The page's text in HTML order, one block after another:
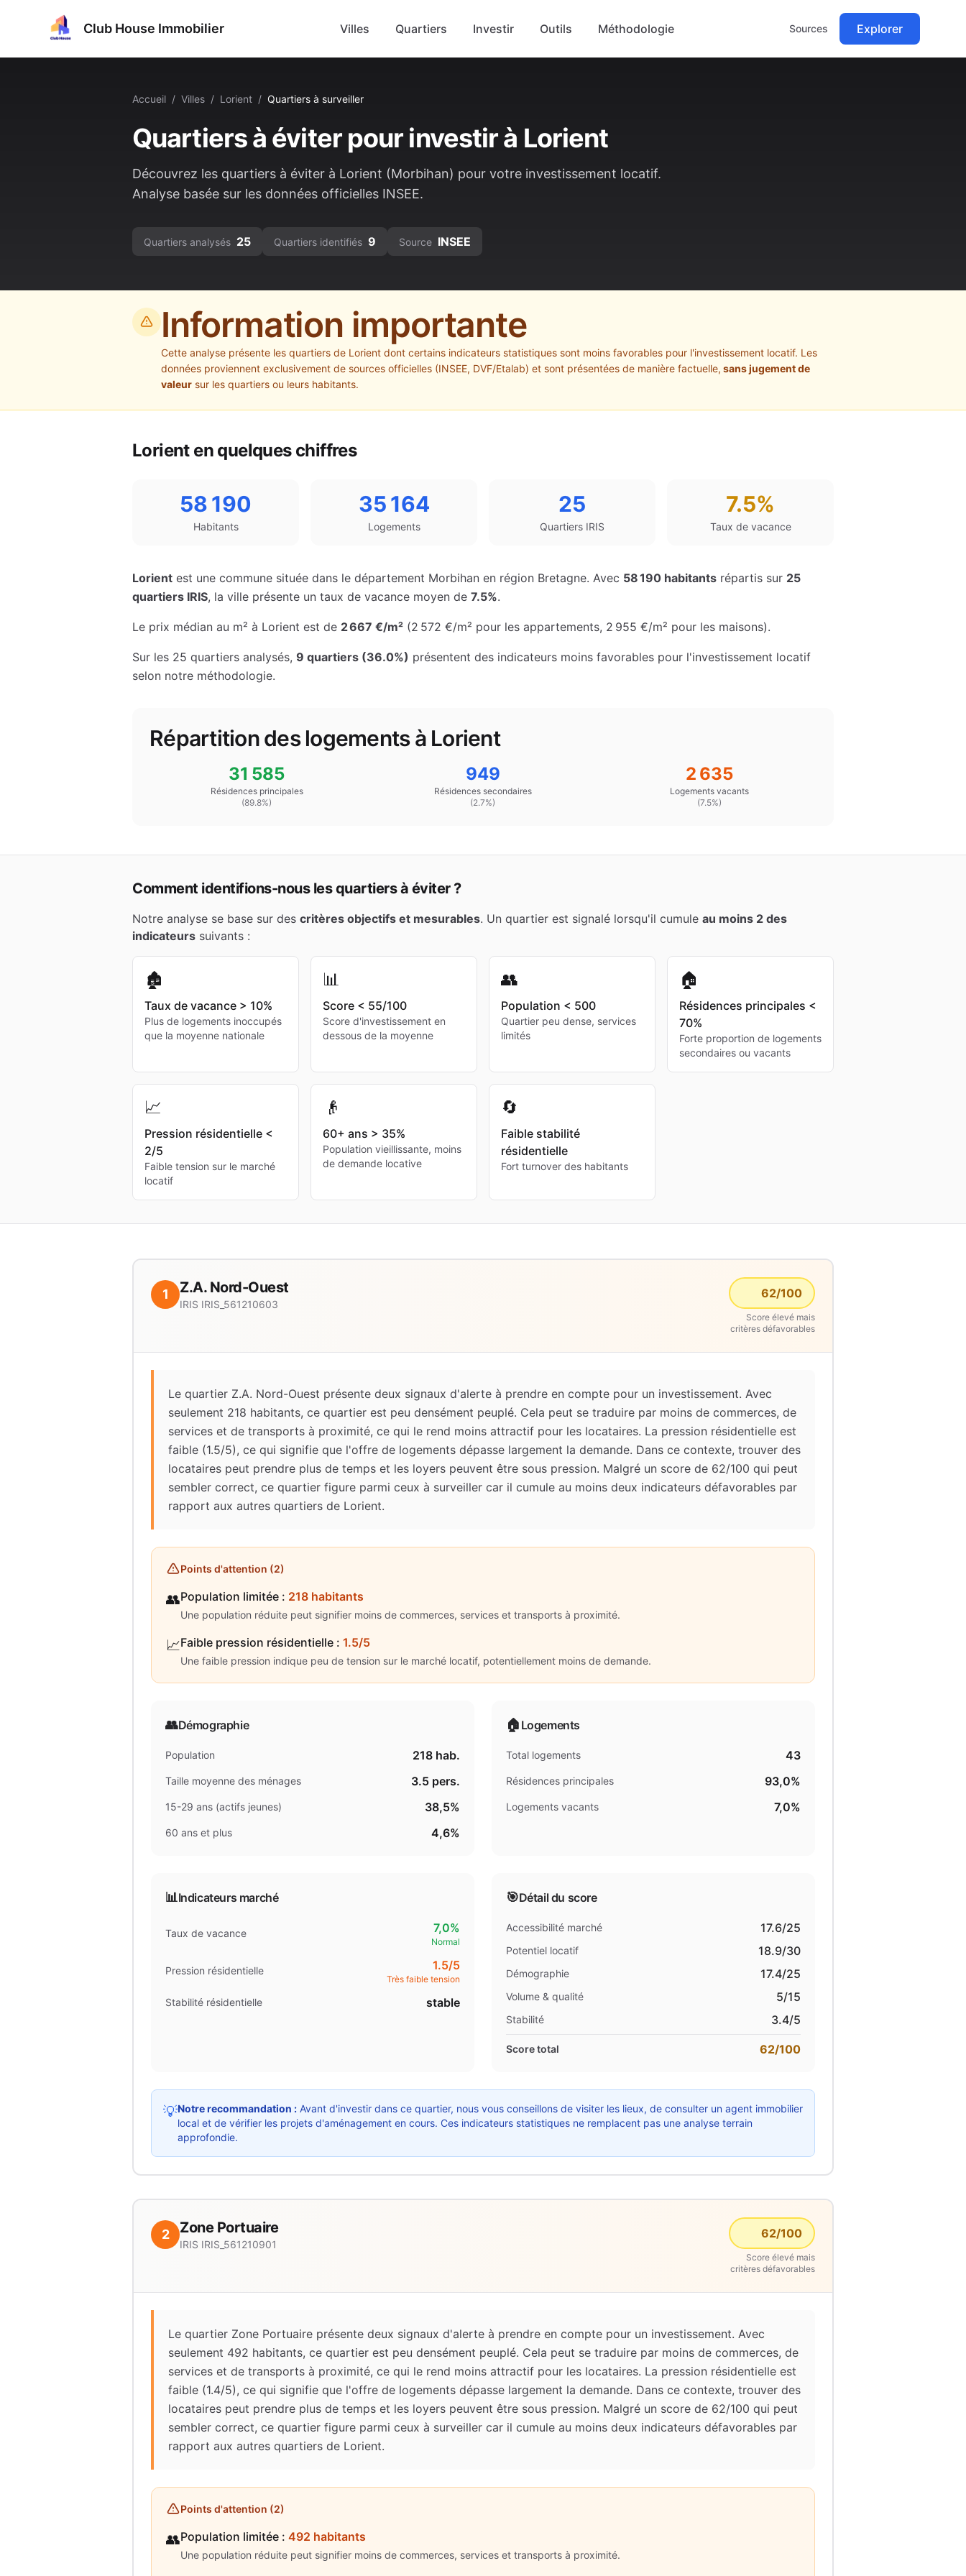
Club House Immobilier Villes Quartiers Investir Outils Méthodologie Sources Explorer
Accueil / Villes / Lorient / Quartiers à surveiller
Quartiers à éviter pour investir à Lorient
Découvrez les quartiers à éviter à Lorient (Morbihan) pour votre investissement locatif.
Analyse basée sur les données officielles INSEE.
Quartiers analysés 25 Quartiers identifiés 9 Source INSEE
Information importante
Cette analyse présente les quartiers de Lorient dont certains indicateurs statistiques sont moins favorables pour l'investissement locatif. Les
données proviennent exclusivement de sources officielles (INSEE, DVF/Etalab) et sont présentées de manière factuelle, sans jugement de
valeur sur les quartiers ou leurs habitants.
Lorienten quelques chiffres
58 190
Habitants
35 164
Logements
25
Quartiers IRIS
7.5%
Taux de vacance
Lorient est une commune située dans le département Morbihan en région Bretagne. Avec 58 190 habitants répartis sur 25
quartiers IRIS, la ville présente un taux de vacance moyen de 7.5%.
Le prix médian au m² à Lorient est de 2 667 €/m² (2 572 €/m² pour les appartements, 2 955 €/m² pour les maisons).
Sur les 25 quartiers analysés, 9 quartiers (36.0%) présentent des indicateurs moins favorables pour l'investissement locatif
selon notre méthodologie.
Répartition des logements à Lorient
31 585
Résidences principales
(89.8%)
949
Résidences secondaires
(2.7%)
2 635
Logements vacants
(7.5%)
Comment identifions-nous les quartiers à éviter ?
Notre analyse se base sur des critères objectifs et mesurables. Un quartier est signalé lorsqu'il cumule au moins 2 des
indicateurs suivants :
🏚️
Taux de vacance > 10%
Plus de logements inoccupés
que la moyenne nationale
📊
Score < 55/100
Score d'investissement en
dessous de la moyenne
👥
Population < 500
Quartier peu dense, services
limités
🏠
Résidences principales <
70%
Forte proportion de logements
secondaires ou vacants
📈
Pression résidentielle <
2/5
Faible tension sur le marché
locatif
👴
60+ ans > 35%
Population vieillissante, moins
de demande locative
🔄
Faible stabilité
résidentielle
Fort turnover des habitants
1 Z.A. Nord-Ouest
IRIS IRIS_561210603
62/100
Score élevé mais
critères défavorables
Le quartier Z.A. Nord-Ouest présente deux signaux d'alerte à prendre en compte pour un investissement. Avec
seulement 218 habitants, ce quartier est peu densément peuplé. Cela peut se traduire par moins de commerces, de
services et de transports à proximité, ce qui le rend moins attractif pour les locataires. La pression résidentielle est
faible (1.5/5), ce qui signifie que l'offre de logements dépasse largement la demande. Dans ce contexte, trouver des
locataires peut prendre plus de temps et les loyers peuvent être sous pression. Malgré un score de 62/100 qui peut
sembler correct, ce quartier figure parmi ceux à surveiller car il cumule au moins deux indicateurs défavorables par
rapport aux autres quartiers de Lorient.
Points d'attention (2)
👥Population limitée : 218 habitants
Une population réduite peut signifier moins de commerces, services et transports à proximité.
📈Faible pression résidentielle : 1.5/5
Une faible pression indique peu de tension sur le marché locatif, potentiellement moins de demande.
👥Démographie
Population 218 hab.
Taille moyenne des ménages 3.5 pers.
15-29 ans (actifs jeunes) 38,5%
60 ans et plus 4,6%
🏠 Logements
Total logements 43
Résidences principales 93,0%
Logements vacants 7,0%
📊Indicateurs marché
Taux de vacance 7,0%
Normal
Pression résidentielle 1.5/5
Très faible tension
Stabilité résidentielle stable
🎯Détail du score
Accessibilité marché 17.6/25
Potentiel locatif 18.9/30
Démographie 17.4/25
Volume & qualité 5/15
Stabilité 3.4/5
Score total 62/100
💡Notre recommandation : Avant d'investir dans ce quartier, nous vous conseillons de visiter les lieux, de consulter un agent immobilier
local et de vérifier les projets d'aménagement en cours. Ces indicateurs statistiques ne remplacent pas une analyse terrain
approfondie.
2 Zone Portuaire
IRIS IRIS_561210901
62/100
Score élevé mais
critères défavorables
Le quartier Zone Portuaire présente deux signaux d'alerte à prendre en compte pour un investissement. Avec
seulement 492 habitants, ce quartier est peu densément peuplé. Cela peut se traduire par moins de commerces, de
services et de transports à proximité, ce qui le rend moins attractif pour les locataires. La pression résidentielle est
faible (1.4/5), ce qui signifie que l'offre de logements dépasse largement la demande. Dans ce contexte, trouver des
locataires peut prendre plus de temps et les loyers peuvent être sous pression. Malgré un score de 62/100 qui peut
sembler correct, ce quartier figure parmi ceux à surveiller car il cumule au moins deux indicateurs défavorables par
rapport aux autres quartiers de Lorient.
Points d'attention (2)
👥Population limitée : 492 habitants
Une population réduite peut signifier moins de commerces, services et transports à proximité.